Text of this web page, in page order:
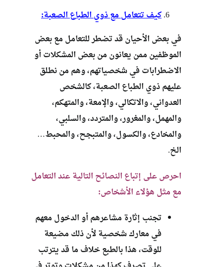
كيف تتعامل مع ذوي الطباع الصعبة:
في بعض الأحيان قد تضطر للتعامل مع بعض
الموظفين ممن يعانون من بعض المشكلات أو
الاضطرابات في شخصياتهم، وهم من نطلق
عليهم ذوي الطباع الصعبة، كالشخص
العدواني، والاتكالي، والإمعة، والمتهكم،
والمهمل، والمغرور، والمتردد، والسلبي،
والمخادع، والكسول، والمتبجح، والمحبط…
الخ.
احرص على إتباع النصائح التالية عند التعامل
مع مثل هؤلاء الأشخاص:
تجنب إثارة مشاعرهم أو الدخول معهم
في معارك شخصية لأن ذلك مضيعة
للوقت، هذا بالطبع خلاف ما قد يترتب